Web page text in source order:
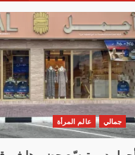
جمالي عالم المرأة